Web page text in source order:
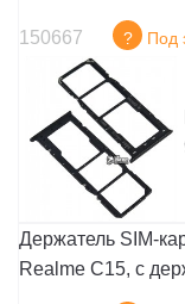
150667 ? Под
Держатель SIM-
Realme C15, c